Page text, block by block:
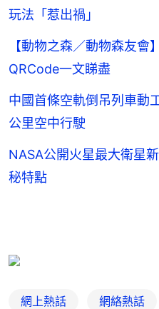
玩法「惹出禍」
【動物之森／動物森友會
QRCode一文睇盡
中國首條空軌倒吊列車
公里空中行駛
NASA公開火星最大衛星
秘特點
網上熱話 網絡熱話